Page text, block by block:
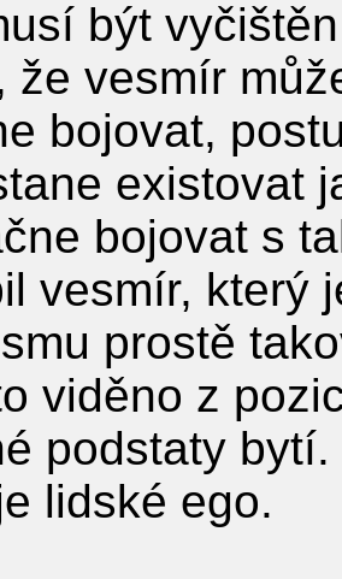
být
že vesmír
bojovat,
existovat
bojovat s
vesmír, který
prostě
viděno z
podstaty
lidské ego.